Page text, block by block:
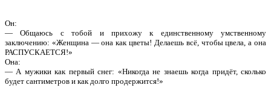
Он:
— Общаюсь с тобой и прихожу к единственному умственному
заключению: «Женщина — она как цветы! Делаешь всё, чтобы цвела, а она
РАСПУСКАЕТСЯ!»
Она:
— А мужики как первый снег: «Никогда не знаешь когда придёт, сколько
будет сантиметров и как долго продержится!»